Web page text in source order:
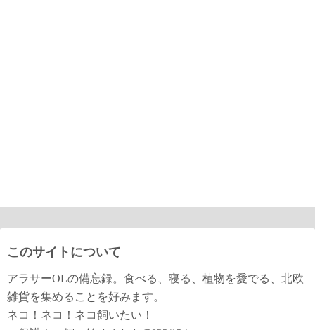
このサイトについて
アラサーOLの備忘録。食べる、寝る、植物を愛でる、北欧
雑貨を集めることを好みます。
ネコ！ネコ！ネコ飼いたい！